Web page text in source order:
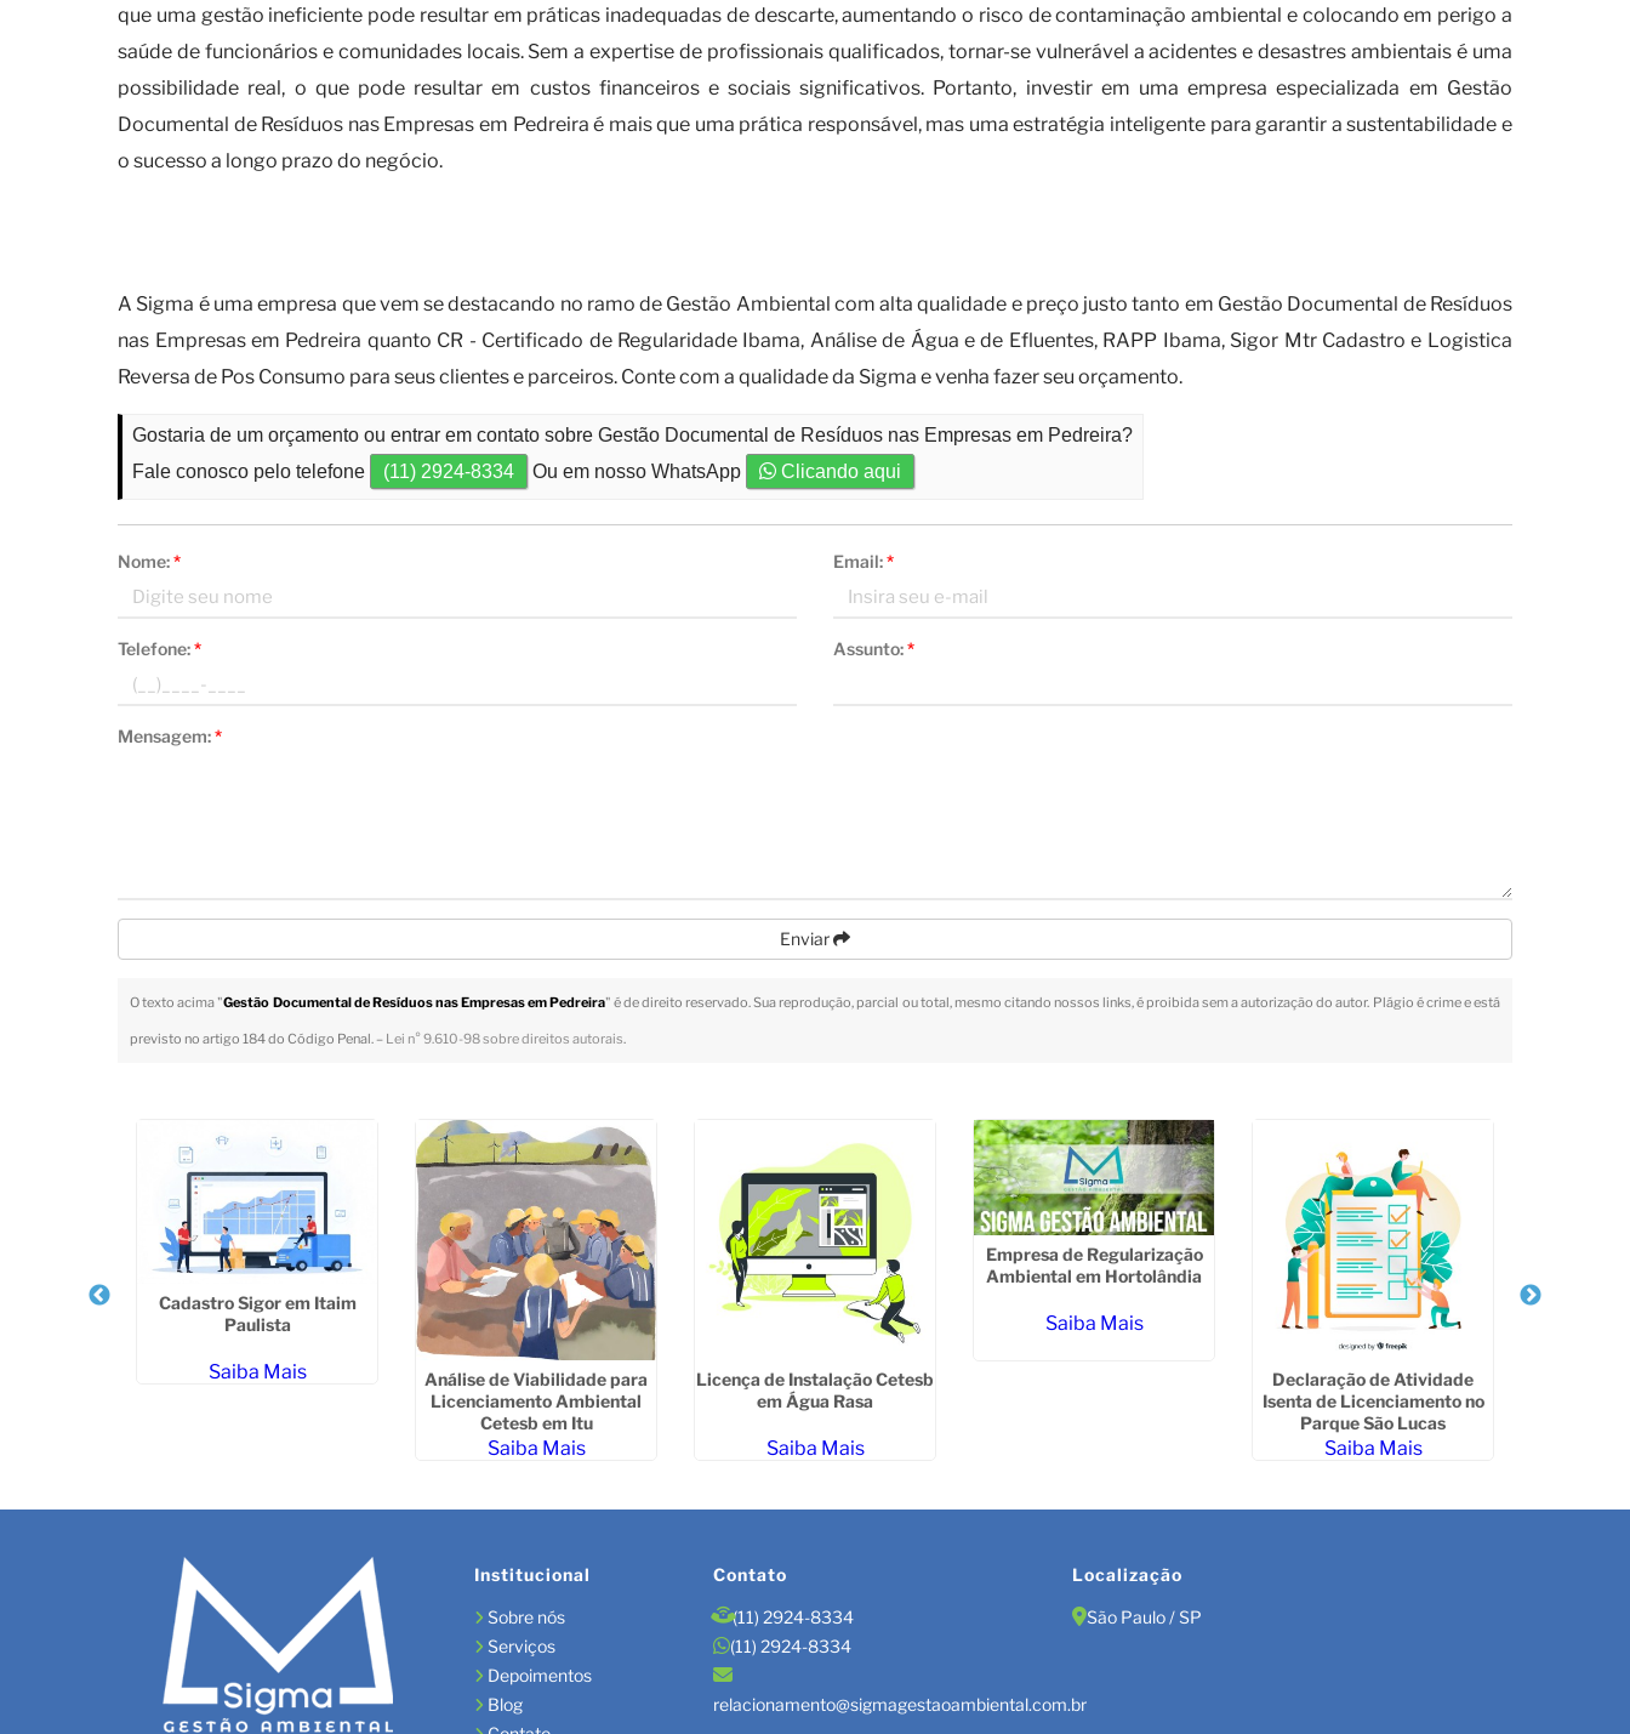
que uma gestão ineficiente pode resultar em práticas inadequadas de descarte, aumentando o risco de contaminação ambiental e colocando em perigo a
saúde de funcionários e comunidades locais. Sem a expertise de profissionais qualificados, tornar-se vulnerável a acidentes e desastres ambientais é uma
possibilidade real, o que pode resultar em custos financeiros e sociais significativos. Portanto, investir em uma empresa especializada em Gestão
Documental de Resíduos nas Empresas em Pedreira é mais que uma prática responsável, mas uma estratégia inteligente para garantir a sustentabilidade e
o sucesso a longo prazo do negócio.
A Sigma é uma empresa que vem se destacando no ramo de Gestão Ambiental com alta qualidade e preço justo tanto em Gestão Documental de Resíduos
nas Empresas em Pedreira quanto CR - Certificado de Regularidade Ibama, Análise de Água e de Efluentes, RAPP Ibama, Sigor Mtr Cadastro e Logistica
Reversa de Pos Consumo para seus clientes e parceiros. Conte com a qualidade da Sigma e venha fazer seu orçamento.
Gostaria de um orçamento ou entrar em contato sobre Gestão Documental de Resíduos nas Empresas em Pedreira?
Fale conosco pelo telefone
(11) 2924-8334 Ou em nosso WhatsApp Clicando aqui
Nome:* Email:*
Telefone:* Assunto:*
Mensagem:*
Enviar
O texto acima "Gestão Documental de Resíduos nas Empresas em Pedreira" é de direito reservado. Sua reprodução, parcial ou total, mesmo citando nossos links, é proibida sem a autorização do autor. Plágio é crime e está
previsto no artigo 184 do Código Penal. – Lei n° 9.610-98 sobre direitos autorais.
Cadastro Sigor em Itaim
Paulista
Saiba Mais
Análise de Viabilidade para
Licenciamento Ambiental
Cetesb em Itu
Saiba Mais
Licença de Instalação Cetesb
em Água Rasa
Saiba Mais
Empresa de Regularização
Ambiental em Hortolândia
Saiba Mais
Declaração de Atividade
Isenta de Licenciamento no
Parque São Lucas
Saiba Mais
Institucional
Sobre nós
Serviços
Depoimentos
Blog
Contato
(11) 2924-8334
(11) 2924-8334
relacionamento@sigmagestaoambiental.com.br
Localização
São Paulo / SP